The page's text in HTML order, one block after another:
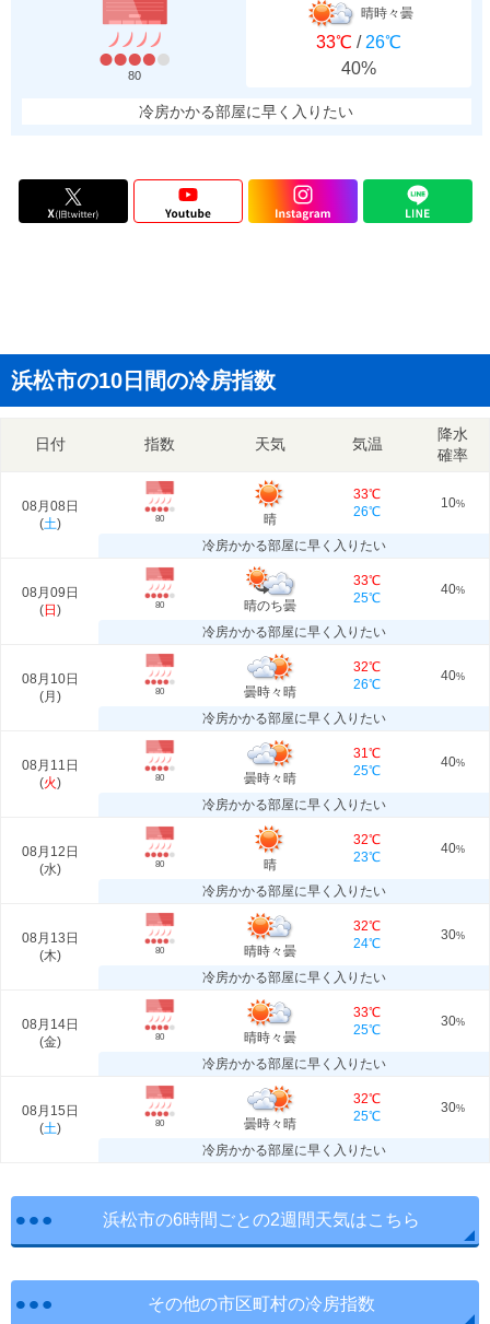
80
晴時々曇
33℃ / 26℃
40%
冷房かかる部屋に早く入りたい
浜松市の10日間の冷房指数
日付 指数 天気 気温
降水
確率
08月08日
(土) 80 晴
33℃
26℃
10%
冷房かかる部屋に早く入りたい
08月09日
(日 ) 80 晴のち曇
33℃
25℃
40%
冷房かかる部屋に早く入りたい
08月10日
(月 ) 80 曇時々晴
32℃
26℃
40%
冷房かかる部屋に早く入りたい
08月11日
(火) 80 曇時々晴
31℃
25℃
40%
冷房かかる部屋に早く入りたい
08月12日
(水) 80 晴
32℃
23℃
40%
冷房かかる部屋に早く入りたい
08月13日
(木) 80 晴時々曇
32℃
24℃
30%
冷房かかる部屋に早く入りたい
08月14日
(金) 80 晴時々曇
33℃
25℃
30%
冷房かかる部屋に早く入りたい
08月15日
(土) 80 曇時々晴
32℃
25℃
30%
冷房かかる部屋に早く入りたい
浜松市の6時間ごとの2週間天気はこちら
その他の市区町村の冷房指数